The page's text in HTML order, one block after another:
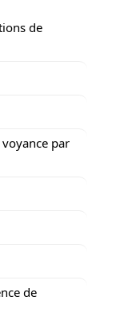
de
par
de